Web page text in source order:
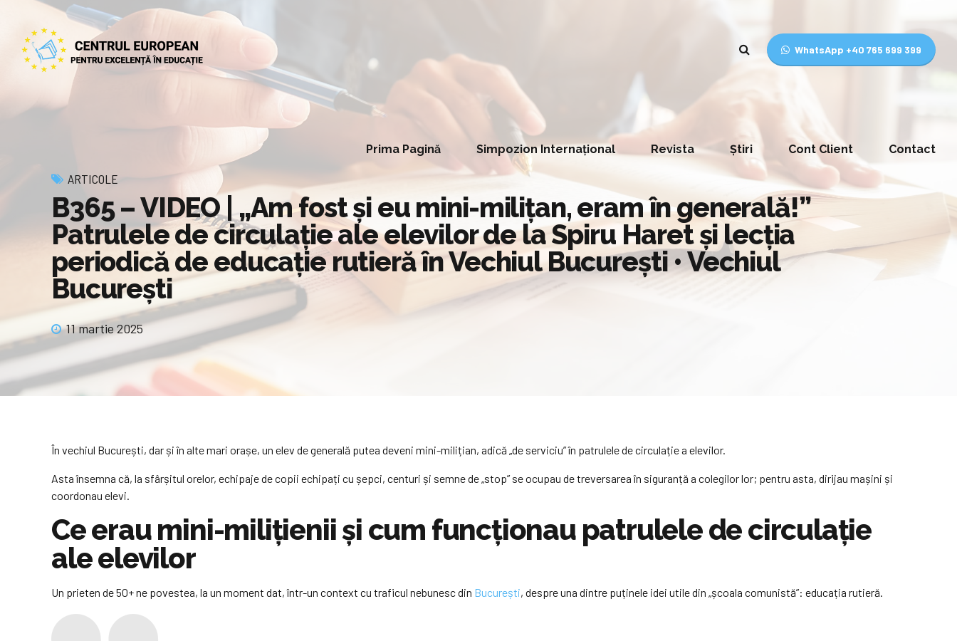
WhatsApp +40 765 699 399
Prima Pagină Simpozion Internațional Revista Știri Cont Client Contact
ARTICOLE
B365 – VIDEO | „Am fost și eu mini-milițan, eram în generală!”
Patrulele de circulație ale elevilor de la Spiru Haret și lecția
periodică de educație rutieră în Vechiul București • Vechiul
București
11 martie 2025
În vechiul București, dar și în alte mari orașe, un elev de generală putea deveni mini-milițian, adică „de serviciu” în patrulele de circulație a elevilor.
Asta însemna că, la sfârșitul orelor, echipaje de copii echipați cu șepci, centuri și semne de „stop” se ocupau de treversarea în siguranță a colegilor lor; pentru asta, dirijau mașini și
coordonau elevi.
Ce erau mini-milițienii și cum funcționau patrulele de circulație
ale elevilor
Un prieten de 50+ ne povestea, la un moment dat, într-un context cu traficul nebunesc din București, despre una dintre puținele idei utile din „școala comunistă”: educația rutieră.